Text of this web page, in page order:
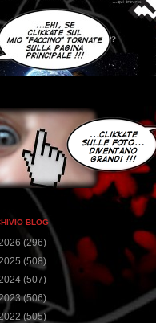
BLOG
(296)
(508)
(507)
(506)
(505)